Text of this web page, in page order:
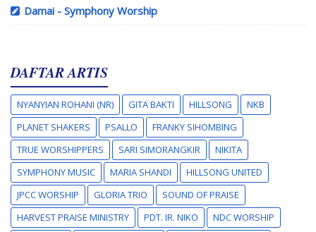
Damai - Symphony Worship
DAFTAR ARTIS
NYANYIAN ROHANI (NR) GITA BAKTI HILLSONG
NKB
PLANET SHAKERS
PSALLO
FRANKY SIHOMBING
TRUE WORSHIPPERS
SARI SIMORANGKIR
NIKITA
SYMPHONY MUSIC
MARIA SHANDI
HILLSONG UNITED
JPCC WORSHIP
GLORIA TRIO
SOUND OF PRAISE
HARVEST PRAISE MINISTRY
PDT. IR. NIKO
NDC WORSHIP